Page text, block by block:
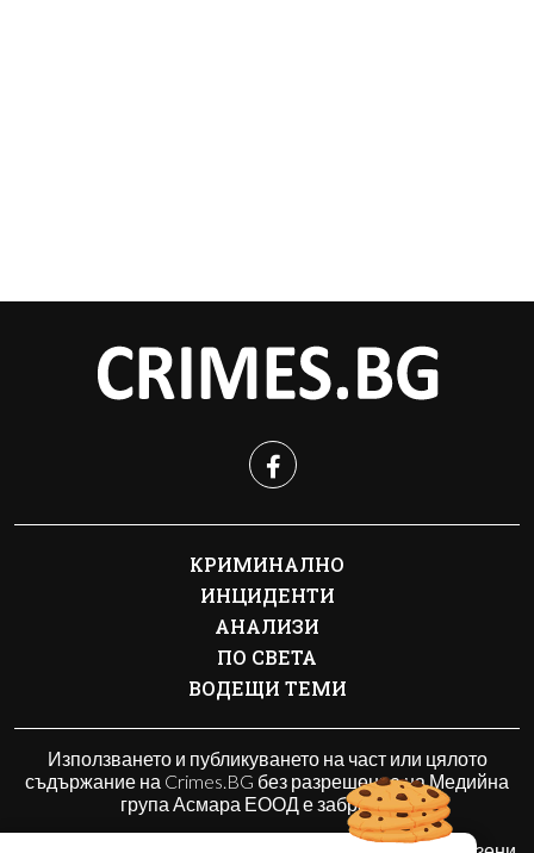
КРИМИНАЛНО
ИНЦИДЕНТИ
АНАЛИЗИ
ПО СВЕТА
ВОДЕЩИ ТЕМИ
Използването и публикуването на част или цялото
съдържание на Crimes.BG без разрешение на Медийна
група Асмара ЕООД е забранено.